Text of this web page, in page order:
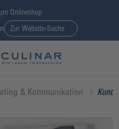
Onlineshop
Zur Website-Suche
& Kommunikation